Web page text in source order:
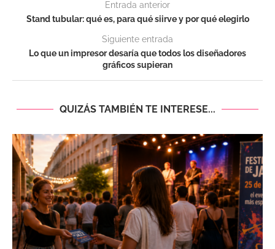
Entrada anterior
Stand tubular: qué es, para qué siirve y por qué elegirlo
Siguiente entrada
Lo que un impresor desaría que todos los diseñadores
gráficos supieran
QUIZÁS TAMBIÉN TE INTERESE...